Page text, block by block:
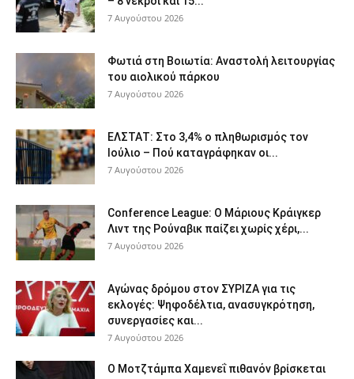
7 Αυγούστου 2026
Φωτιά στη Βοιωτία: Αναστολή λειτουργίας
του αιολικού πάρκου
7 Αυγούστου 2026
ΕΛΣΤΑΤ: Στο 3,4% ο πληθωρισμός τον
Ιούλιο – Πού καταγράφηκαν οι...
7 Αυγούστου 2026
Conference League: Ο Μάριους Κράιγκερ
Λιντ της Ρούναβικ παίζει χωρίς χέρι,...
7 Αυγούστου 2026
Αγώνας δρόμου στον ΣΥΡΙΖΑ για τις
εκλογές: Ψηφοδέλτια, ανασυγκρότηση,
συνεργασίες και...
7 Αυγούστου 2026
Ο Μοτζτάμπα Χαμενεΐ πιθανόν βρίσκεται